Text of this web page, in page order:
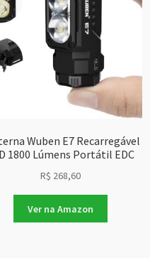
Wuben E7 Recarregável
1800 Lúmens Portátil EDC
R$ 268,60
Ver na Amazon